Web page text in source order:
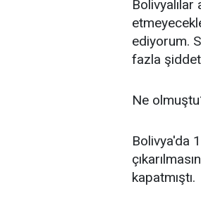
Bolivyalılar
ediyorum.
fazla
Ne
Bolivya'da
kapatmıştı.